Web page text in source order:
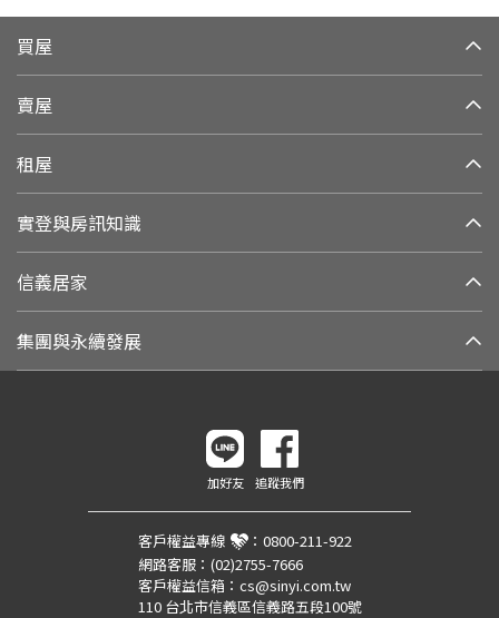
買屋
賣屋
租屋
實登與房訊知識
信義居家
集團與永續發展
加好友 追蹤我們
客戶權益專線 ： 0800-211-922
網路客服： (02)2755-7666
客戶權益信箱： cs@sinyi.com.tw
110 台北市信義區信義路五段100號